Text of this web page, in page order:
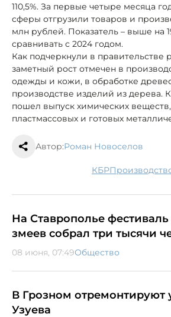
110,5%. За первые четыре месяца
сферы отгрузили товаров и
млн рублей. Показатель – выше на
сравнивать с 2024 годом.
Как подчеркнули в правительстве
заметный рост отмечен в
одежды и кожи, в обработке
производстве изделий из дерева.
пошел выпуск химических
пластмассовых и готовых
Автор:Роман Новоселов
КБР
На Ставрополье
змеев собрал три тысячи
08 июня, 07:49Общество
В Грозном отремонтируют
Узуева